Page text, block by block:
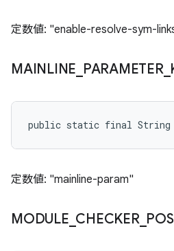
定数値: "enable-resolve-sym-
MAINLINE PARAMETER_
public static final String
定数値: "mainline-param"
MODULE CHECKER_